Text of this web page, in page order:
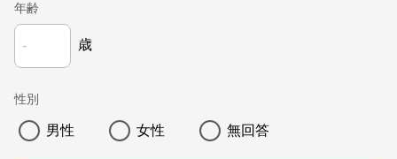
年齢
歳
性別
男性 女性 無回答